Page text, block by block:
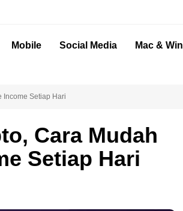
Mobile Social Media Mac & Win
Income Setiap Hari
Cara Mudah
Setiap Hari